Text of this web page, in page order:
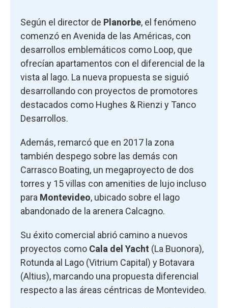
Según el director de Planorbe, el fenómeno
comenzó en Avenida de las Américas, con
desarrollos emblemáticos como Loop, que
ofrecían apartamentos con el diferencial de la
vista al lago. La nueva propuesta se siguió
desarrollando con proyectos de promotores
destacados como Hughes & Rienzi y Tanco
Desarrollos.
Además, remarcó que en 2017 la zona
también despego sobre las demás con
Carrasco Boating, un megaproyecto de dos
torres y 15 villas con amenities de lujo incluso
para Montevideo, ubicado sobre el lago
abandonado de la arenera Calcagno.
Su éxito comercial abrió camino a nuevos
proyectos como Cala del Yacht (La Buonora),
Rotunda al Lago (Vitrium Capital) y Botavara
(Altius), marcando una propuesta diferencial
respecto a las áreas céntricas de Montevideo.